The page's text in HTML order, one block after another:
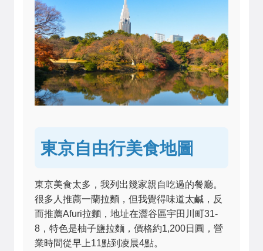
東京自由行美食地圖
東京美食太多，我列出幾家親自吃過的餐廳。
很多人推薦一蘭拉麵，但我覺得味道太鹹，反
而推薦Afuri拉麵，地址在澀谷區宇田川町31-
8，特色是柚子鹽拉麵，價格約1,200日圓，營
業時間從早上11點到凌晨4點。